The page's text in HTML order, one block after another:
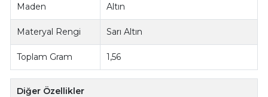
Maden Altın
Materyal Rengi Sarı Altın
Toplam Gram 1,56
Diğer Özellikler